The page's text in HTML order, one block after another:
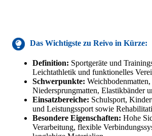
Das Wichtigste zu Reivo in Kürze:
Definition: Sportgeräte und
Leichtathletik und funktionelles
Schwerpunkte: Weichbodenmatten,
Niedersprungmatten, Elastikbänder
Einsatzbereiche: Schulsport,
und Leistungssport sowie
Besondere Eigenschaften: Hohe
Verarbeitung, flexible